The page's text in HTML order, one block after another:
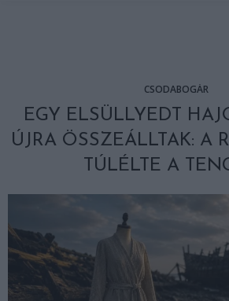
CSODABOGÁR
EGY ELSÜLLYEDT
ÚJRA ÖSSZEÁLLTAK: A
TÚLÉLTE A